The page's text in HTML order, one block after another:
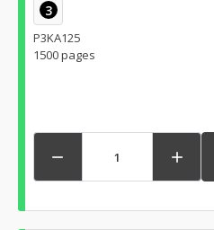
3
P3KA125
1500 pages
 